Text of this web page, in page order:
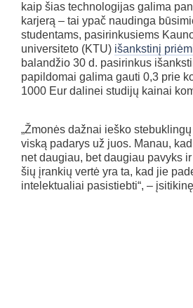
kaip šias technologijas galima
karjerą – tai ypač naudinga
studentams, pasirinkusiems
universiteto (KTU) išankstinį
balandžio 30 d. pasirinkus
papildomai galima gauti 0,3 prie
1000 Eur dalinei studijų kainai
„Žmonės dažnai ieško
viską padarys už juos. Manau,
net daugiau, bet daugiau pavyks
šių įrankių vertė yra ta, kad jie
intelektualiai pasistiebti“, –